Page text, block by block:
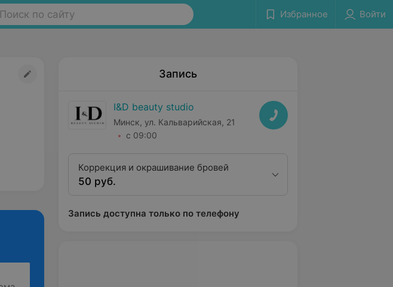
Поиск по сайту Избранное Войти
Запись
I&D beauty studio
Минск, ул. Кальварийская, 21
с 09:00
Коррекция и окрашивание бровей
50 руб.
Запись доступна только по телефону